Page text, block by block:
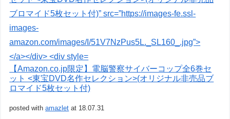
【Amazon.co.jp限定】電脳警察サイバーコップ全6巻セ
ット <東宝DVD名作セレクション>(オリジナル非売品ブ
ロマイド5枚セット付)
posted withamazlet at 18.07.31